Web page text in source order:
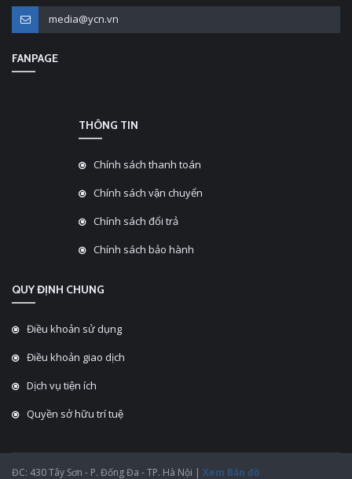
media@ycn.vn
FANPAGE
THÔNG TIN
Chính sách thanh toán
Chính sách vận chuyển
Chính sách đổi trả
Chính sách bảo hành
QUY ĐỊNH CHUNG
Điều khoản sử dụng
Điều khoản giao dịch
Dịch vụ tiện ích
Quyền sở hữu trí tuệ
ĐC: 430 Tây Sơn - P. Đống Đa - TP. Hà Nội | Xem Bản đồ